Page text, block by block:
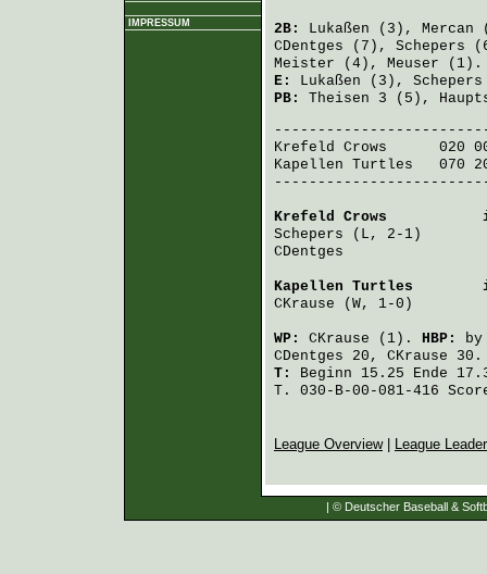
IMPRESSUM 2B: Lukaßen (3), Mercan
CDentges (7), Schepers
Meister (4), Meuser
E: Lukaßen (3), Schepers
PB: Theisen 3 (5),
Krefeld Crows
020
Kapellen Turtles
070
Krefeld Crows
Schepers (L, 2-1)
CDentges
Kapellen Turtles
CKrause (W, 1-0)
WP: CKrause (1). HBP:
CDentges 20, CKrause 30.
T:
Beginn 15.25 Ende
T. 030-B-00-081-416
League Overview| League
| © Deutscher Baseball &